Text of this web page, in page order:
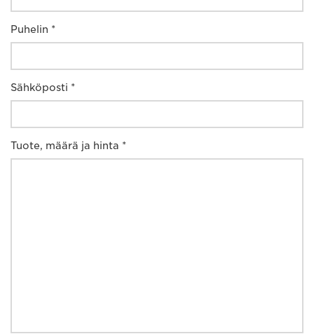
Puhelin *
Sähköposti *
Tuote, määrä ja hinta *